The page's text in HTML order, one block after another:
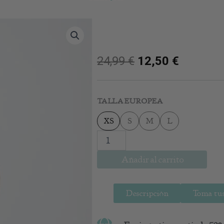
24,99€ 12,50 €
TALLA EUROPEA
XS S M L
Caldera
cantidad
Añadir al carrito
Descripción Toma